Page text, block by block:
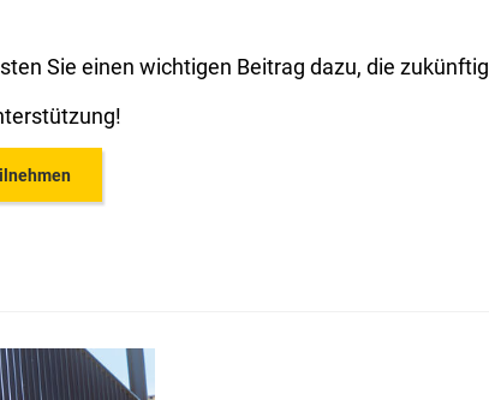
Sie einen wichtigen Beitrag dazu, die